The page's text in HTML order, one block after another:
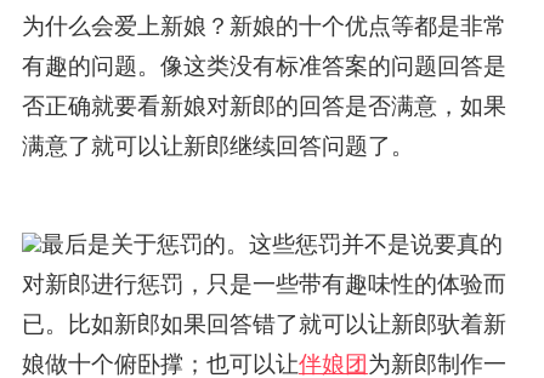
为什么会爱上新娘？新娘的十个优点等都是非常
有趣的问题。像这类没有标准答案的问题回答是
否正确就要看新娘对新郎的回答是否满意，如果
满意了就可以让新郎继续回答问题了。
最后是关于惩罚的。这些惩罚并不是说要真的
对新郎进行惩罚，只是一些带有趣味性的体验而
已。比如新郎如果回答错了就可以让新郎驮着新
娘做十个俯卧撑；也可以让伴娘团为新郎制作一